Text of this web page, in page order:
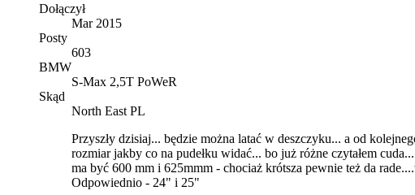
Dołączył
Mar 2015
Posty
603
BMW
S-Max 2,5T PoWeR
Skąd
North East PL
Przyszły dzisiaj... będzie można latać w deszczyku... a od
rozmiar jakby co na pudełku widać... bo już różne czytałem
ma być 600 mm i 625mmm - chociaż krótsza pewnie też da
Odpowiednio - 24" i 25"